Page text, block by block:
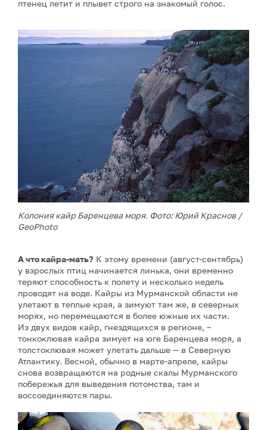
птенец летит и плывет строго на знакомый голос.
Колония кайр Баренцева моря. Фото: Юрий Краснов /
GeoPhoto
А что кайра-мать? К этому времени (август-сентябрь)
у взрослых птиц начинается линька, они временно
теряют способность к полету и несколько недель
проводят на воде. Кайры из Мурманской области не
улетают в теплые края, а зимуют там же, в северных
морях, но перемещаются в более южные их части.
Из двух видов кайр, гнездящихся в регионе, –
тонкоклювая кайра зимует на юге Баренцева моря, а
толстоклювая может улетать дальше — в Северную
Атлантику. Весной, обычно в марте-апреле, кайры
снова возвращаются на родные скалы Мурманского
побережья для выведения потомства, там и
воссоединяются пары.